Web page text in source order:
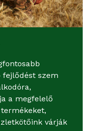
fejlődést szem
a megfelelő
várják